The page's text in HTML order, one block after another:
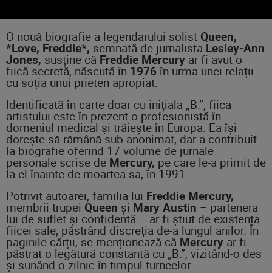
O nouă biografie a legendarului solist Queen,
*Love, Freddie*, semnată de jurnalista Lesley-Ann
Jones, susține că Freddie Mercury ar fi avut o
fiică secretă, născută în 1976 în urma unei relații
cu soția unui prieten apropiat.
Identificată în carte doar cu inițiala „B.”, fiica
artistului este în prezent o profesionistă în
domeniul medical și trăiește în Europa. Ea își
dorește să rămână sub anonimat, dar a contribuit
la biografie oferind 17 volume de jurnale
personale scrise de Mercury, pe care le-a primit de
la el înainte de moartea sa, în 1991.
Potrivit autoarei, familia lui Freddie Mercury,
membrii trupei Queen și Mary Austin – partenera
lui de suflet și confidentă – ar fi știut de existența
fiicei sale, păstrând discreția de-a lungul anilor. În
paginile cărții, se menționează că Mercury ar fi
păstrat o legătură constantă cu „B.”, vizitând-o des
și sunând-o zilnic în timpul turneelor.